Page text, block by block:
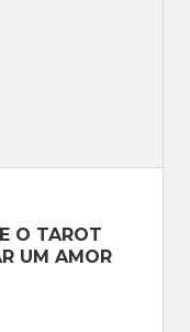
O TAROT
UM AMOR